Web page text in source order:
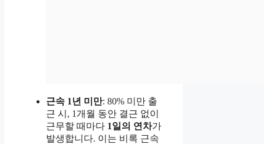
근속 1년 미만: 80% 미만 출
근 시, 1개월 동안 결근 없이
근무할 때마다 1일의 연차가
발생합니다. 이는 비록 근속